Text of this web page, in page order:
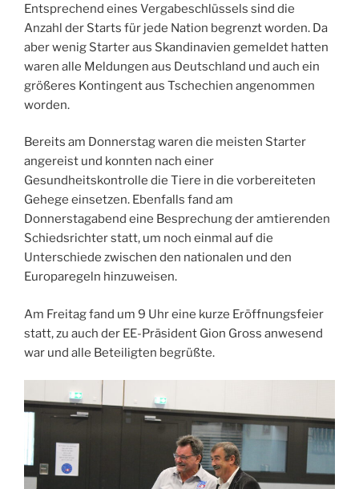
Entsprechend eines Vergabeschlüssels sind die
Anzahl der Starts für jede Nation begrenzt worden. Da
aber wenig Starter aus Skandinavien gemeldet hatten
waren alle Meldungen aus Deutschland und auch ein
größeres Kontingent aus Tschechien angenommen
worden.
Bereits am Donnerstag waren die meisten Starter
angereist und konnten nach einer
Gesundheitskontrolle die Tiere in die vorbereiteten
Gehege einsetzen. Ebenfalls fand am
Donnerstagabend eine Besprechung der amtierenden
Schiedsrichter statt, um noch einmal auf die
Unterschiede zwischen den nationalen und den
Europaregeln hinzuweisen.
Am Freitag fand um 9 Uhr eine kurze Eröffnungsfeier
statt, zu auch der EE-Präsident Gion Gross anwesend
war und alle Beteiligten begrüßte.